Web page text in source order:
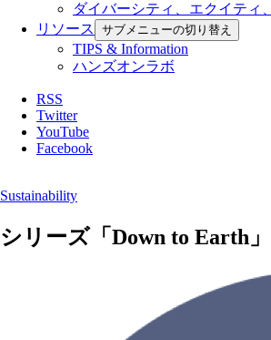
ダイバーシティ、エクイティ
リソース
サブメニューの切り替え
TIPS & Information
ハンズオンラボ
RSS
Twitter
YouTube
Facebook
Sustainability
シリーズ「Down to Earth